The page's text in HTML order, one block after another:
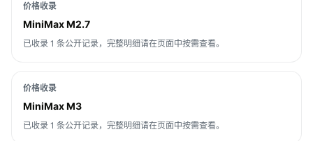
价格收录
MiniMax M2.7
已收录 1 条公开记录，完整明细请在页面中按需查看。
价格收录
MiniMax M3
已收录 1 条公开记录，完整明细请在页面中按需查看。